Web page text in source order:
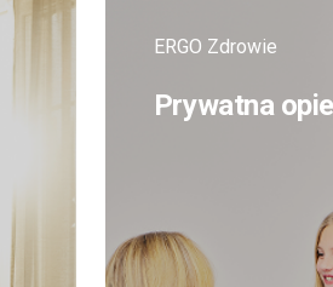
ERGO Zdrowie
Prywatna